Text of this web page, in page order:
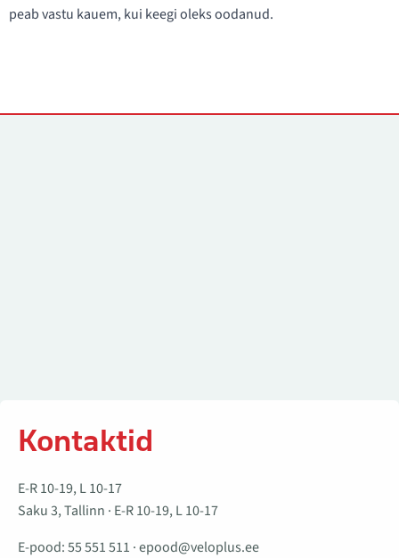
peab vastu kauem, kui keegi oleks oodanud.
Kontaktid
E-R 10-19, L 10-17
Saku 3, Tallinn · E-R 10-19, L 10-17
E-pood:55 551 511 ·epood@veloplus.ee